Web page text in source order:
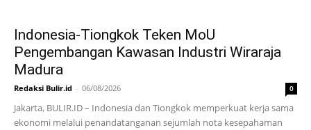
Indonesia-Tiongkok Teken MoU
Pengembangan Kawasan Industri Wiraraja
Madura
Redaksi Bulir.id - 06/08/2026 0
Jakarta, BULIR.ID – Indonesia dan Tiongkok memperkuat kerja sama
ekonomi melalui penandatanganan sejumlah nota kesepahaman